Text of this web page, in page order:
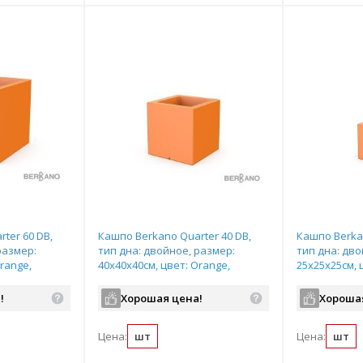
60 DB,
Кашпо Berkano Quarter 40 DB,
тип дна: двойное, размер:
40x40x40см, цвет: Orange,
Хорошая цена!
Цена: шт
Кашпо
тип дна:
25x25x25см,
Цена: шт